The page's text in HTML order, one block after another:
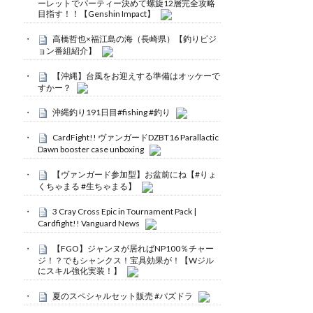
ーレットでパーティー決めて螺旋12層完全攻略
目指す！！【Genshin Impact】
高橋哲也×福江島の海（長崎県）【釣りビジ
ョン番組紹介】
【沖縄】台風をお迎えする準備はオッケーで
すかー？
沖縄釣り191日目#fishing #釣り
CardFight!! ヴァンガードDZBT16 Parallactic
Dawn booster case unboxing
【ヴァンガード参加型】お盆前にね【#りょ
くちゃまる #生ちゃまる】
3 Cray Cross Epic in Tournament Pack |
Cardfight!! Vanguard News
【FGO】ジャンヌが居ればNP100％チャー
ジ！？でもシャンクス！宝具効果が！【Wジル
にスキル強化実装！】
夏のスペシャルセット販売 #パズドラ